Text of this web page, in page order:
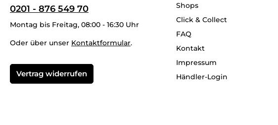
0201 - 876 549 70
Montag bis Freitag, 08:00 - 16:30 Uhr
Oder über unser Kontaktformular.
Vertrag widerrufen
Shops
Click & Collect
FAQ
Kontakt
Impressum
Händler-Login